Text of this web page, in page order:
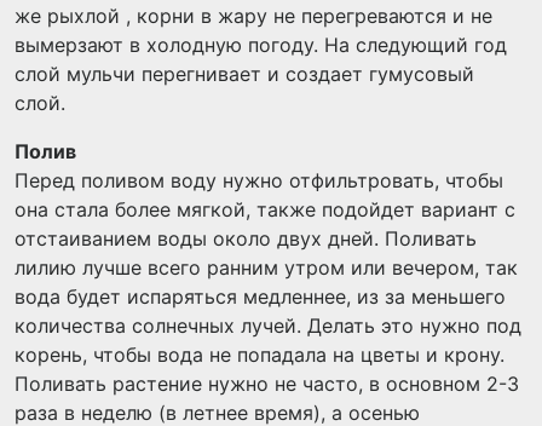
же рыхлой , корни в жару не перегреваются и не
вымерзают в холодную погоду. На следующий год
слой мульчи перегнивает и создает гумусовый
слой.
Полив
Перед поливом воду нужно отфильтровать, чтобы
она стала более мягкой, также подойдет вариант с
отстаиванием воды около двух дней. Поливать
лилию лучше всего ранним утром или вечером, так
вода будет испаряться медленнее, из за меньшего
количества солнечных лучей. Делать это нужно под
корень, чтобы вода не попадала на цветы и крону.
Поливать растение нужно не часто, в основном 2-3
раза в неделю (в летнее время), а осенью